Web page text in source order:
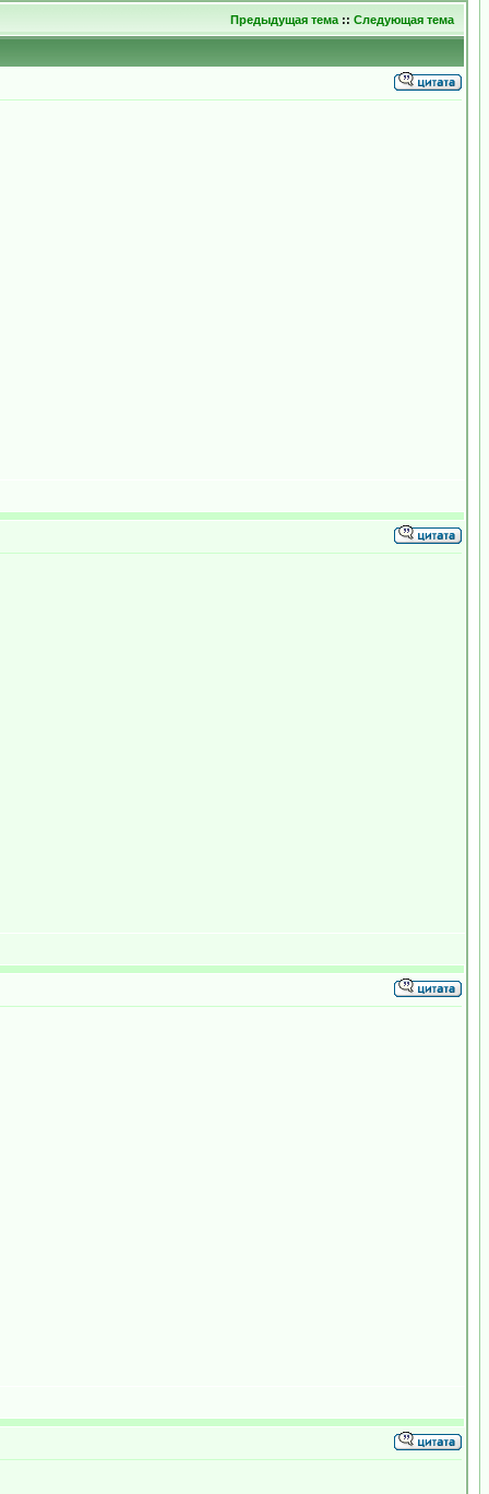
Предыдущая тема :: Следующая тема